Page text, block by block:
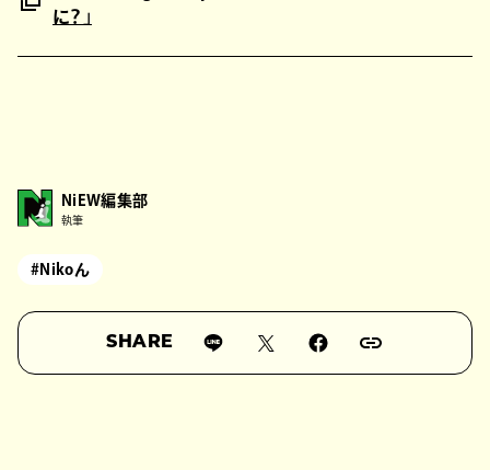
に？」
NiEW編集部
執筆
#Nikoん
SHARE